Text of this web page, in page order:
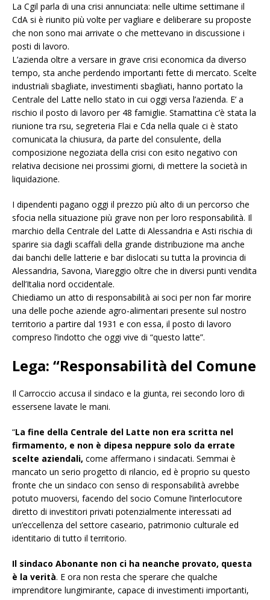
La Cgil parla di una crisi annunciata: nelle ultime settimane il
CdA si è riunito più volte per vagliare e deliberare su proposte
che non sono mai arrivate o che mettevano in discussione i
posti di lavoro.
L’azienda oltre a versare in grave crisi economica da diverso
tempo, sta anche perdendo importanti fette di mercato. Scelte
industriali sbagliate, investimenti sbagliati, hanno portato la
Centrale del Latte nello stato in cui oggi versa l’azienda. E’ a
rischio il posto di lavoro per 48 famiglie. Stamattina c’è stata la
riunione tra rsu, segreteria Flai e Cda nella quale ci è stato
comunicata la chiusura, da parte del consulente, della
composizione negoziata della crisi con esito negativo con
relativa decisione nei prossimi giorni, di mettere la società in
liquidazione.
I dipendenti pagano oggi il prezzo più alto di un percorso che
sfocia nella situazione più grave non per loro responsabilità. Il
marchio della Centrale del Latte di Alessandria e Asti rischia di
sparire sia dagli scaffali della grande distribuzione ma anche
dai banchi delle latterie e bar dislocati su tutta la provincia di
Alessandria, Savona, Viareggio oltre che in diversi punti vendita
dell’Italia nord occidentale.
Chiediamo un atto di responsabilità ai soci per non far morire
una delle poche aziende agro-alimentari presente sul nostro
territorio a partire dal 1931 e con essa, il posto di lavoro
compreso l’indotto che oggi vive di “questo latte”.
Lega: “Responsabilità del Comune
Il Carroccio accusa il sindaco e la giunta, rei secondo loro di
essersene lavate le mani.
“La fine della Centrale del Latte non era scritta nel
firmamento, e non è dipesa neppure solo da errate
scelte aziendali, come affermano i sindacati. Semmai è
mancato un serio progetto di rilancio, ed è proprio su questo
fronte che un sindaco con senso di responsabilità avrebbe
potuto muoversi, facendo del socio Comune l’interlocutore
diretto di investitori privati potenzialmente interessati ad
un’eccellenza del settore caseario, patrimonio culturale ed
identitario di tutto il territorio.
Il sindaco Abonante non ci ha neanche provato, questa
è la verità. E ora non resta che sperare che qualche
imprenditore lungimirante, capace di investimenti importanti,